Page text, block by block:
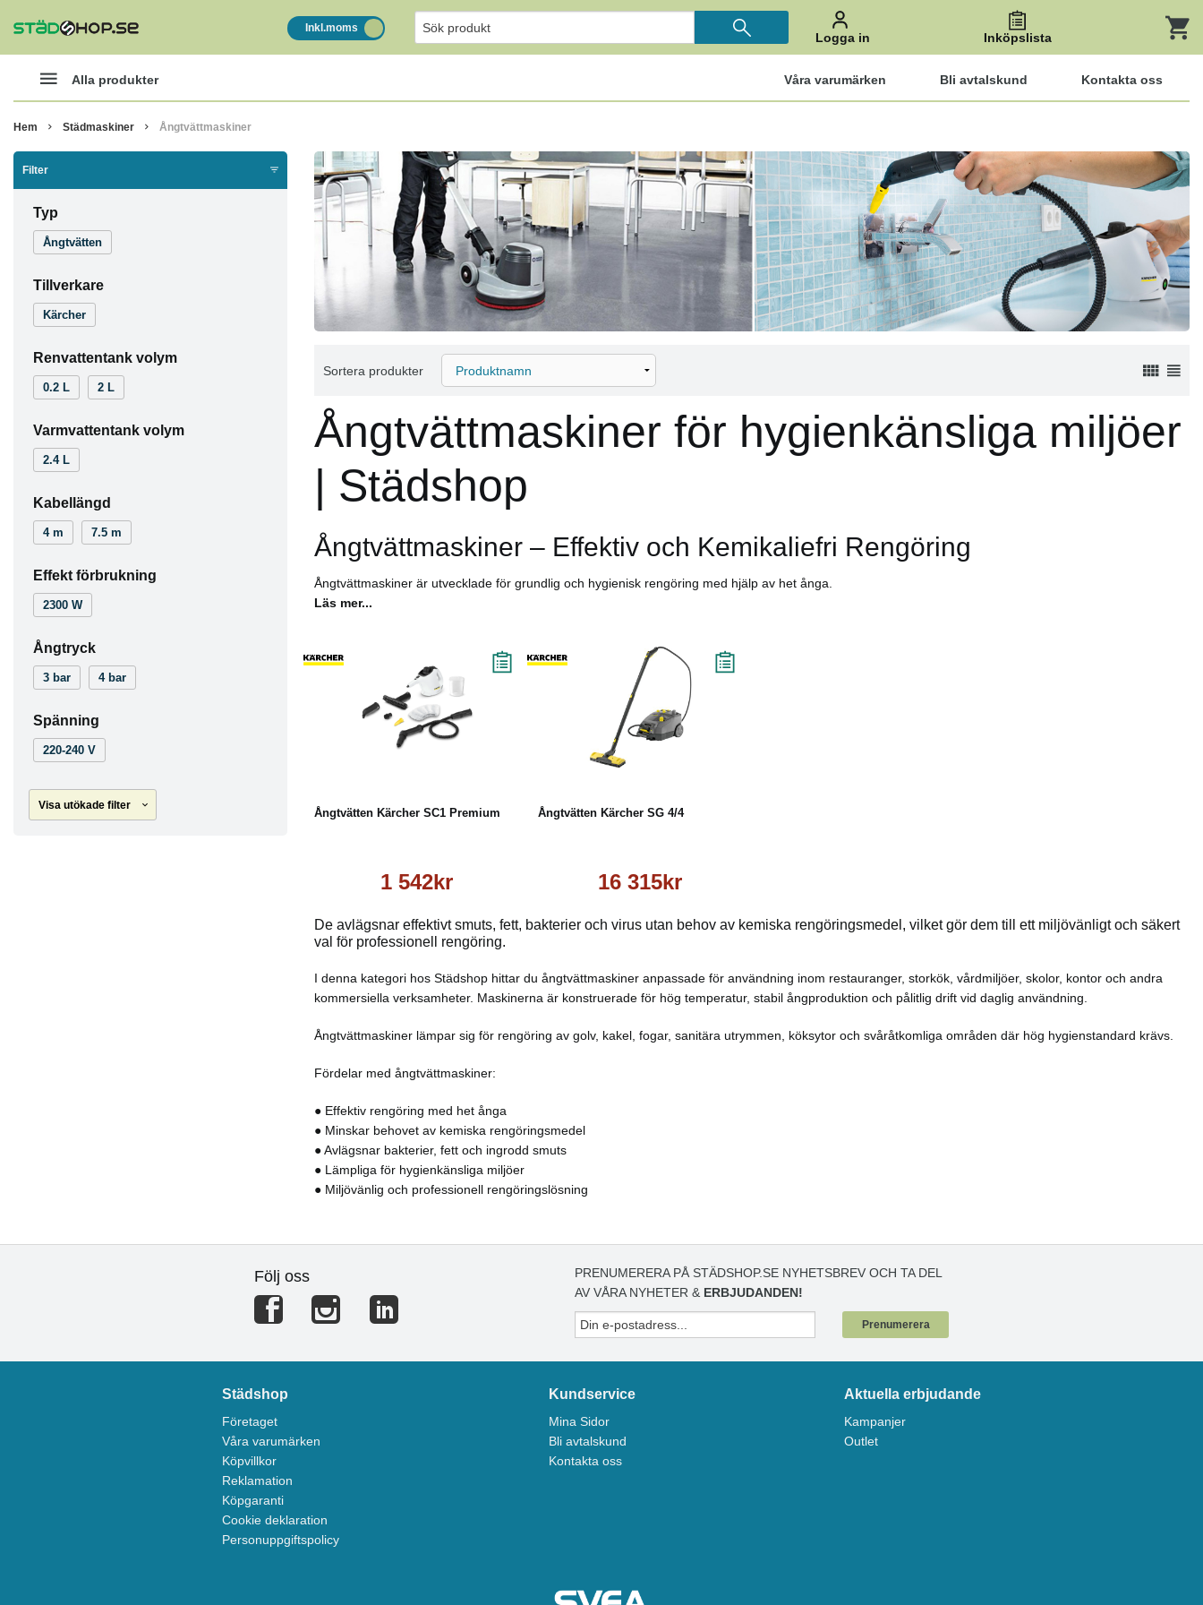
Inkl.moms
Logga in Inköpslista
Alla produkter Våra varumärken Bli avtalskund Kontakta oss
Hem Städmaskiner Ångtvättmaskiner
Filter
Typ
Ångtvätten
Tillverkare
Kärcher
Renvattentank volym
0.2 L 2 L
Varmvattentank volym
2.4 L
Kabellängd
4 m 7.5 m
Effekt förbrukning
2300 W
Ångtryck
3 bar 4 bar
Spänning
220-240 V
Visa utökade filter
Sortera produkter
Ångtvättmaskiner för hygienkänsliga miljöer
| Städshop
Ångtvättmaskiner – Effektiv och Kemikaliefri Rengöring
Ångtvättmaskiner är utvecklade för grundlig och hygienisk rengöring med hjälp av het ånga.
Läs mer...
Ångtvätten Kärcher SC1 Premium
1 542kr
Ångtvätten Kärcher SG 4/4
16 315kr
Köp
De avlägsnar effektivt smuts, fett, bakterier och virus utan behov av kemiska rengöringsmedel, vilket gör dem till ett miljövänligt och säkert
val för professionell rengöring.
I denna kategori hos Städshop hittar du ångtvättmaskiner anpassade för användning inom restauranger, storkök, vårdmiljöer, skolor, kontor och andra
kommersiella verksamheter. Maskinerna är konstruerade för hög temperatur, stabil ångproduktion och pålitlig drift vid daglig användning.
Ångtvättmaskiner lämpar sig för rengöring av golv, kakel, fogar, sanitära utrymmen, köksytor och svåråtkomliga områden där hög hygienstandard krävs.
Fördelar med ångtvättmaskiner:
● Effektiv rengöring med het ånga
● Minskar behovet av kemiska rengöringsmedel
● Avlägsnar bakterier, fett och ingrodd smuts
● Lämpliga för hygienkänsliga miljöer
● Miljövänlig och professionell rengöringslösning
Följ oss
PRENUMERERA PÅ STÄDSHOP.SE NYHETSBREV OCH TA DEL
AV VÅRA NYHETER & ERBJUDANDEN!
Prenumerera
Städshop
Företaget
Våra varumärken
Köpvillkor
Reklamation
Köpgaranti
Cookie deklaration
Personuppgiftspolicy
Kundservice
Mina Sidor
Bli avtalskund
Kontakta oss
Aktuella erbjudande
Kampanjer
Outlet